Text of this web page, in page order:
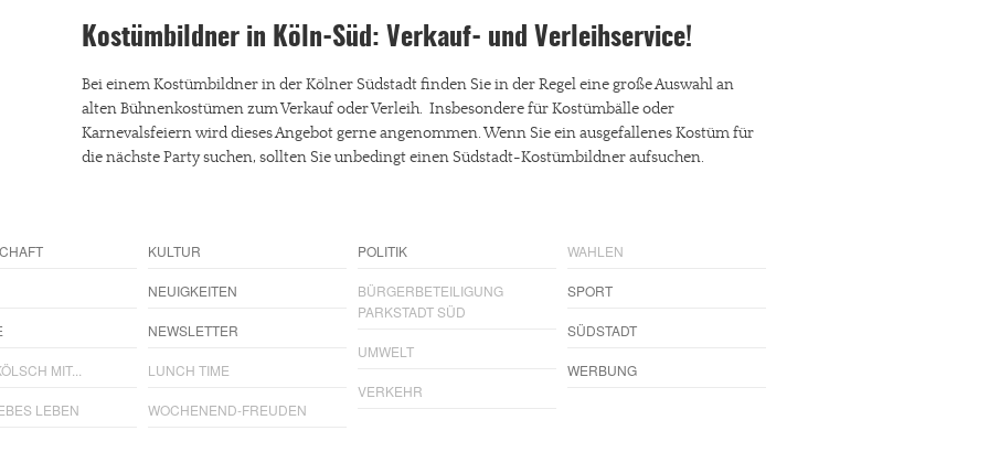
Kostümbildner in Köln-Süd: Verkauf- und Verleihservice!
Bei einem Kostümbildner in der Kölner Südstadt finden Sie in der Regel eine große Auswahl an
alten Bühnenkostümen zum Verkauf oder Verleih. Insbesondere für Kostümbälle oder
Karnevalsfeiern wird dieses Angebot gerne angenommen. Wenn Sie ein ausgefallenes Kostüm für
die nächste Party suchen, sollten Sie unbedingt einen Südstadt-Kostümbildner aufsuchen.
MIT...
LEBEN
KULTUR
NEUIGKEITEN
NEWSLETTER
LUNCH TIME
WOCHENEND-FREUDEN
POLITIK
BÜRGERBETEILIGUNG
PARKSTADT SÜD
UMWELT
VERKEHR
WAHLEN
SPORT
SÜDSTADT
WERBUNG